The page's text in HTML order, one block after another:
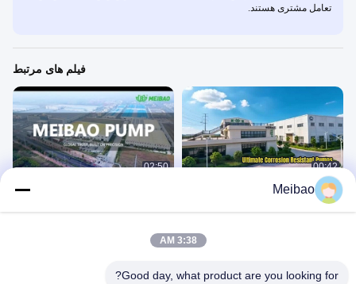
تعامل مشتری هستند.
فیلم های مرتبط
00:42
02:50
ویدیوی معرفی شرکت پمپ میباو
Meibao
3:38 AM
Good day, what product are you looking for?